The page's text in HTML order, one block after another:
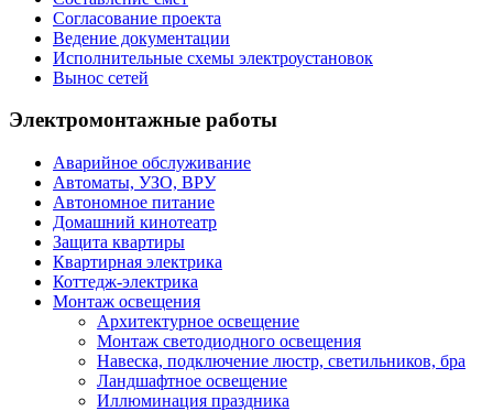
Согласование проекта
Ведение документации
Исполнительные схемы электроустановок
Вынос сетей
Электромонтажные работы
Аварийное обслуживание
Автоматы, УЗО, ВРУ
Автономное питание
Домашний кинотеатр
Защита квартиры
Квартирная электрика
Коттедж-электрика
Монтаж освещения
Архитектурное освещение
Монтаж светодиодного освещения
Навеска, подключение люстр, светильников, бра
Ландшафтное освещение
Иллюминация праздника